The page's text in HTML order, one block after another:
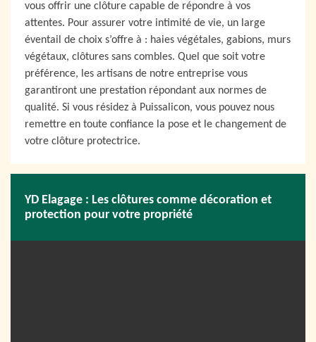
vous offrir une clôture capable de répondre à vos
attentes. Pour assurer votre intimité de vie, un large
éventail de choix s’offre à : haies végétales, gabions, murs
végétaux, clôtures sans combles. Quel que soit votre
préférence, les artisans de notre entreprise vous
garantiront une prestation répondant aux normes de
qualité. Si vous résidez à Puissalicon, vous pouvez nous
remettre en toute confiance la pose et le changement de
votre clôture protectrice.
YD Elagage : Les clôtures comme décoration et
protection pour votre propriété